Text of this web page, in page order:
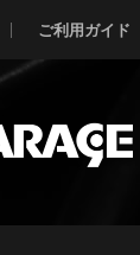
ご利用ガイド